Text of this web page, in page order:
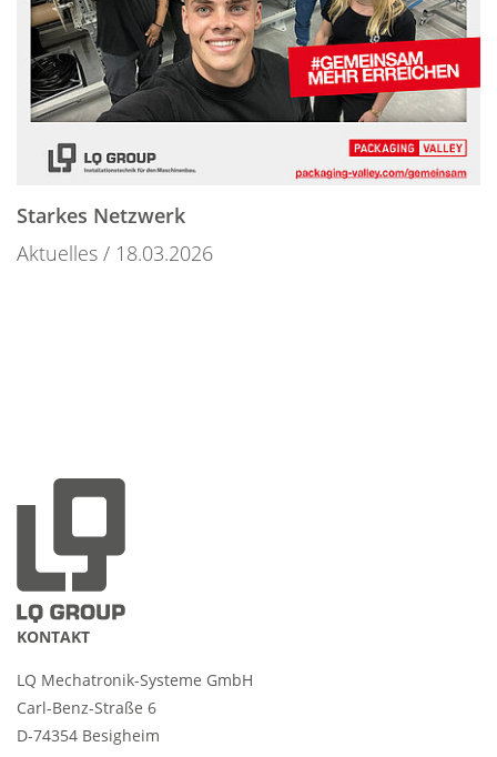
Starkes Netzwerk
Aktuelles
18.03.2026
KONTAKT
LQ Mechatronik-Systeme GmbH
Carl-Benz-Straße 6
D-74354 Besigheim